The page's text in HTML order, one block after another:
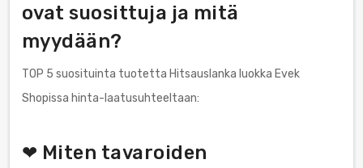
ovat suosittuja ja mitä
myydään?
TOP 5 suosituinta tuotetta Hitsauslanka luokka Evek
Shopissa hinta-laatusuhteeltaan:
❤ Miten tavaroiden